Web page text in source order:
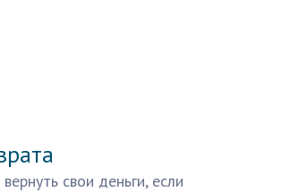
свои деньги, если